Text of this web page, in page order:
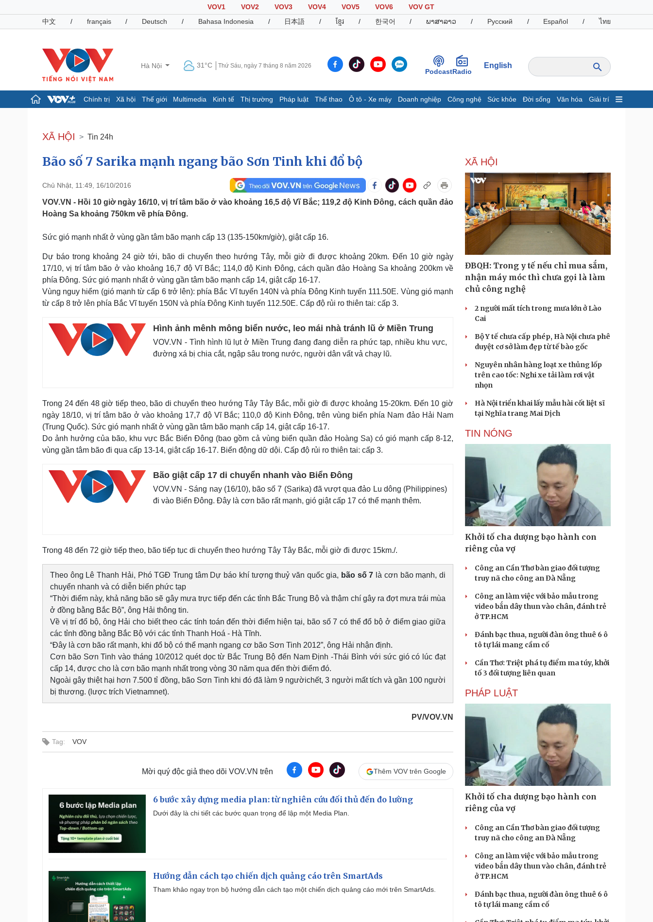
VOV1 VOV2 VOV3 VOV4 VOV5 VOV6
VOV GT
中文
/ français / Deutsch / Bahasa Indonesia / 日本語 / ខ្មែរ / 한국어 / ພາສາລາວ / Русский / Español / ไทย
Hà Nội 31°C Thứ Sáu, ngày 7 tháng 8 năm 2026
PodcastRadio
English
Chính trị Xã hội Thế giới Multimedia Kinh tế Thị trường Pháp luật Thể thao Ô tô - Xe máy Doanh nghiệp Công nghệ Sức khỏe Đời sống Văn hóa Giải trí
Đảng
Tổ chức nhân sự
Nhận diện sự thật
Dấu ấn VOV
E-Magazine
Infographic
Giá cà phê
Pháp luật
Vụ án
Tư vấn luật
Quân sự - Quốc phòng
Vũ khí
Phân tích
Thể thao
Thế giới thể thao
Hậu trường
Ô tô - Xe máy
Doanh nghiệp
Thông tin doanh nghiệp
Doanh nghiệp 24h
Doanh nhân
Công nghệ
Sành điệu
Tin Công nghệ
Trải nghiệm
Chuyển đổi số
Sức khỏe
Dinh dưỡng - món ngon
Cây thuốc
Sản phụ khoa
Nam khoa
Làm đẹp - giảm cân
Phòng mạch online
Ăn sạch sống khỏe
Đời sống
Nhà đẹp
Blog
Tình yêu - Gia đình
Văn hóa
Sân khấu - Điện ảnh
Văn học
Âm nhạc
Giải trí
Thời trang
Sao Việt
Du lịch
Săn Tour
Podcast
Câu chuyện thời sự
Cửa sổ tình yêu
Kể chuyện cho bé
XÃ HỘI Tin 24h
Bão số 7 Sarika mạnh ngang bão Sơn Tinh khi đổ bộ
Chủ Nhật, 11:49, 16/10/2016
VOV.VN - Hồi 10 giờ ngày 16/10, vị trí tâm bão ở vào khoảng 16,5 độ Vĩ Bắc; 119,2 độ Kinh Đông, cách quần đảo
Hoàng Sa khoảng 750km về phía Đông.
Sức gió mạnh nhất ở vùng gần tâm bão mạnh cấp 13 (135-150km/giờ), giật cấp 16.
Dự báo trong khoảng 24 giờ tới, bão di chuyển theo hướng Tây, mỗi giờ đi được khoảng 20km. Đến 10 giờ ngày
17/10, vị trí tâm bão ở vào khoảng 16,7 độ Vĩ Bắc; 114,0 độ Kinh Đông, cách quần đảo Hoàng Sa khoảng 200km về
phía Đông. Sức gió mạnh nhất ở vùng gần tâm bão mạnh cấp 14, giật cấp 16-17.
Vùng nguy hiểm (gió mạnh từ cấp 6 trở lên): phía Bắc Vĩ tuyến 140N và phía Đông Kinh tuyến 111.50E. Vùng gió mạnh
từ cấp 8 trở lên phía Bắc Vĩ tuyến 150N và phía Đông Kinh tuyến 112.50E. Cấp độ rủi ro thiên tai: cấp 3.
Hình ảnh mênh mông biển nước, leo mái nhà tránh lũ ở Miền Trung
VOV.VN - Tình hình lũ lụt ở Miền Trung đang đang diễn ra phức tạp, nhiều khu vực,
đường xá bị chia cắt, ngập sâu trong nước, người dân vất vả chạy lũ.
Trong 24 đến 48 giờ tiếp theo, bão di chuyển theo hướng Tây Tây Bắc, mỗi giờ đi được khoảng 15-20km. Đến 10 giờ
ngày 18/10, vị trí tâm bão ở vào khoảng 17,7 độ Vĩ Bắc; 110,0 độ Kinh Đông, trên vùng biển phía Nam đảo Hải Nam
(Trung Quốc). Sức gió mạnh nhất ở vùng gần tâm bão mạnh cấp 14, giật cấp 16-17.
Do ảnh hưởng của bão, khu vực Bắc Biển Đông (bao gồm cả vùng biển quần đảo Hoàng Sa) có gió mạnh cấp 8-12,
vùng gần tâm bão đi qua cấp 13-14, giật cấp 16-17. Biển động dữ dội. Cấp độ rủi ro thiên tai: cấp 3.
Bão giật cấp 17 di chuyển nhanh vào Biển Đông
VOV.VN - Sáng nay (16/10), bão số 7 (Sarika) đã vượt qua đảo Lu dông (Philippines)
đi vào Biển Đông. Đây là cơn bão rất mạnh, gió giật cấp 17 có thể mạnh thêm.
Trong 48 đến 72 giờ tiếp theo, bão tiếp tục di chuyển theo hướng Tây Tây Bắc, mỗi giờ đi được 15km./.
Theo ông Lê Thanh Hải, Phó TGĐ Trung tâm Dự báo khí tượng thuỷ văn quốc gia, bão số 7 là cơn bão mạnh, di
chuyển nhanh và có diễn biến phức tạp
“Thời điểm này, khả năng bão sẽ gây mưa trực tiếp đến các tỉnh Bắc Trung Bộ và thậm chí gây ra đợt mưa trái mùa
ở đồng bằng Bắc Bộ”, ông Hải thông tin.
Về vị trí đổ bộ, ông Hải cho biết theo các tính toán đến thời điểm hiện tại, bão số 7 có thể đổ bộ ở điểm giao giữa
các tỉnh đồng bằng Bắc Bộ với các tỉnh Thanh Hoá - Hà Tĩnh.
“Đây là cơn bão rất mạnh, khi đổ bộ có thể mạnh ngang cơ bão Sơn Tinh 2012”, ông Hải nhận định.
Cơn bão Sơn Tinh vào tháng 10/2012 quét dọc từ Bắc Trung Bộ đến Nam Định -Thái Bình với sức gió có lúc đạt
cấp 14, được cho là cơn bão mạnh nhất trong vòng 30 năm qua đến thời điểm đó.
Ngoài gây thiệt hại hơn 7.500 tỉ đồng, bão Sơn Tinh khi đó đã làm 9 ngườichết, 3 người mất tích và gần 100 người
bị thương. (lược trích Vietnamnet).
PV/VOV.VN
Tag: VOV
Mời quý độc giả theo dõi VOV.VN trên Thêm VOV trên Google
6 bước xây dựng media plan: từ nghiên cứu đối thủ đến đo lường
Dưới đây là chi tiết các bước quan trọng để lập một Media Plan.
Hướng dẫn cách tạo chiến dịch quảng cáo trên SmartAds
Tham khảo ngay trọn bộ hướng dẫn cách tạo một chiến dịch quảng cáo mới trên SmartAds.
XÃ HỘI
ĐBQH: Trong y tế nếu chỉ mua sắm,
nhận máy móc thì chưa gọi là làm
chủ công nghệ
2 người mất tích trong mưa lớn ở Lào
Cai
Bộ Y tế chưa cấp phép, Hà Nội chưa phê
duyệt cơ sở làm đẹp từ tế bào gốc
Nguyên nhân hàng loạt xe thủng lốp
trên cao tốc: Nghi xe tải làm rơi vật
nhọn
Hà Nội triển khai lấy mẫu hài cốt liệt sĩ
tại Nghĩa trang Mai Dịch
TIN NÓNG
Khởi tố cha dượng bạo hành con
riêng của vợ
Công an Cần Thơ bàn giao đối tượng
truy nã cho công an Đà Nẵng
Công an làm việc với bảo mẫu trong
video bắn dây thun vào chân, đánh trẻ
ở TP.HCM
Đánh bạc thua, người đàn ông thuê 6 ô
tô tự lái mang cầm cố
Cần Thơ: Triệt phá tụ điểm ma túy, khởi
tố 3 đối tượng liên quan
PHÁP LUẬT
Khởi tố cha dượng bạo hành con
riêng của vợ
Công an Cần Thơ bàn giao đối tượng
truy nã cho công an Đà Nẵng
Công an làm việc với bảo mẫu trong
video bắn dây thun vào chân, đánh trẻ
ở TP.HCM
Đánh bạc thua, người đàn ông thuê 6 ô
tô tự lái mang cầm cố